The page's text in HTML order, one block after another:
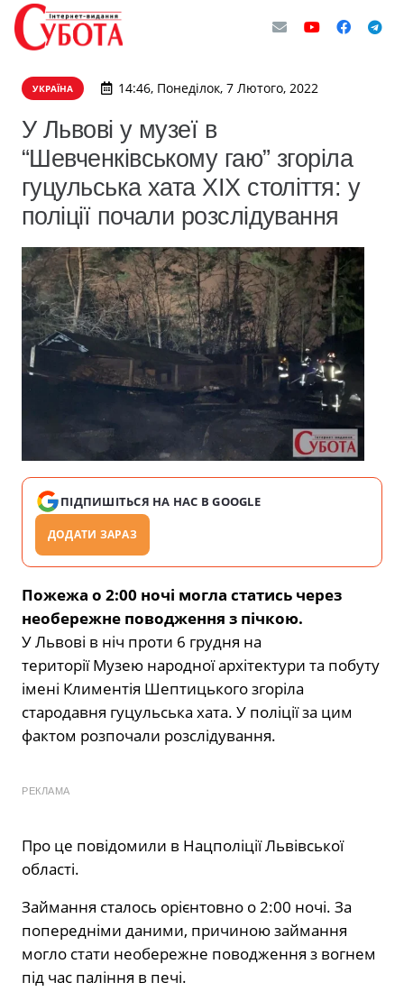
УКРАЇНА 14:46, Понеділок, 7 Лютого, 2022
У Львові у музеї в
“Шевченківському гаю” згоріла
гуцульська хата ХІХ століття: у
поліції почали розслідування
ПІДПИШІТЬСЯ НА НАС В GOOGLE
ДОДАТИ ЗАРАЗ
Пожежа о 2:00 ночі могла статись через
необережне поводження з пічкою.
У Львові в ніч проти 6 грудня на
території Музею народної архітектури та побуту
імені Климентія Шептицького згоріла
стародавня гуцульська хата. У поліції за цим
фактом розпочали розслідування.
РЕКЛАМА
Про це повідомили в Нацполіції Львівської
області.
Займання сталось орієнтовно о 2:00 ночі. За
попередніми даними, причиною займання
могло стати необережне поводження з вогнем
під час паління в печі.